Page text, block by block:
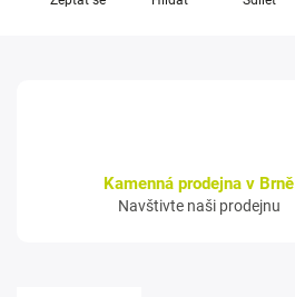
Kamenná prodejna v Brně
Navštivte naši prodejnu